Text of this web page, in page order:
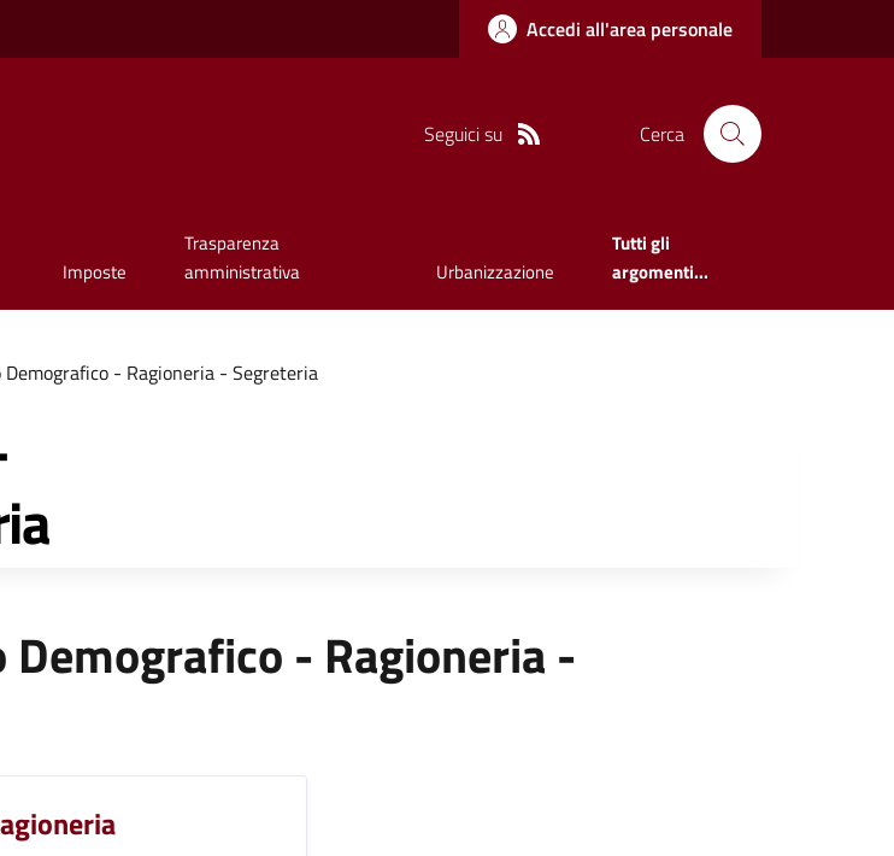
Accedi all'area personale
Seguici su Cerca
Imposte
Trasparenza
amministrativa
Urbanizzazione
Tutti gli
argomenti...
Demografico - Ragioneria - Segreteria
- Ragioneria -